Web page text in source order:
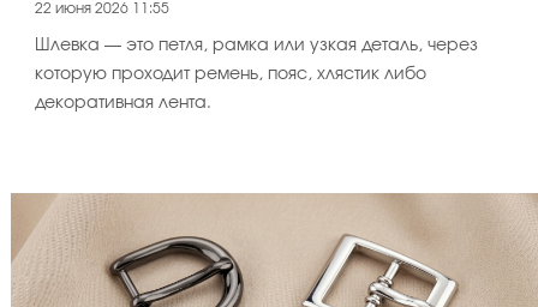
22 июня 2026 11:55
Шлевка — это петля, рамка или узкая деталь, через
которую проходит ремень, пояс, хлястик либо
декоративная лента.